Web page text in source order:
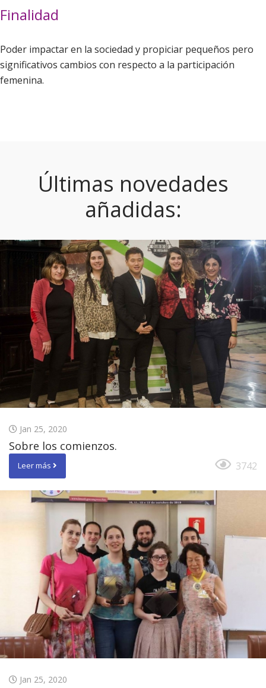
Finalidad
Poder impactar en la sociedad y propiciar pequeños pero
significativos cambios con respecto a la participación
femenina.
Últimas novedades
añadidas:
Jan 25, 2020
Sobre los comienzos.
Leer más 3742
Jan 25, 2020